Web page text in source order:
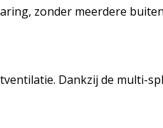
zonder meerdere
Dankzij de multi-